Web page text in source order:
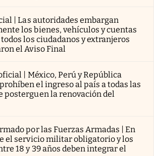
| Las autoridades embargan
los bienes, vehículos y cuentas
los ciudadanos y extranjeros
el Aviso Final
| México, Perú y República
el ingreso al país a todas las
posterguen la renovación del
por las Fuerzas Armadas | En
el servicio militar obligatorio y los
18 y 39 años deben integrar el